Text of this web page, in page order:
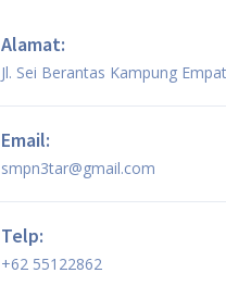
Alamat:
Jl. Sei Berantas Kampung
Email:
smpn3tar@gmail.com
Telp:
+62 55122862